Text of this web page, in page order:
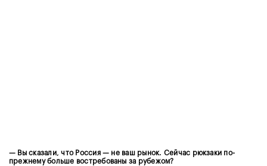
— Вы сказали, что Россия — не ваш рынок. Сейчас рюкзаки по-
прежнему больше востребованы за рубежом?